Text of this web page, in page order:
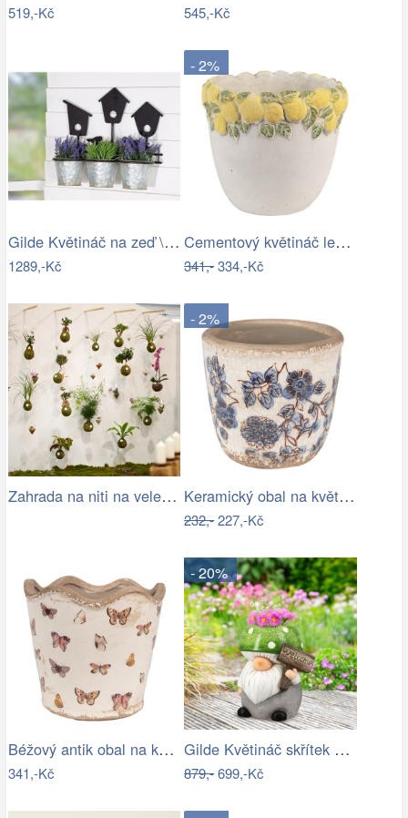
519,-Kč 545,-Kč
Gilde Květináč na zeď \"Vogelhaus\"
1289,-Kč
- 2%
Cementový květináč lemovaný citróny…
341,-334,-Kč
Zahrada na niti na veletrhu
- 2%
Keramický obal na květináč s modrými…
232,-227,-Kč
Béžový antik obal na květináč s motýlky…
341,-Kč
- 20%
Gilde Květináč skřítek Borgin, 25 cm
879,-699,-Kč